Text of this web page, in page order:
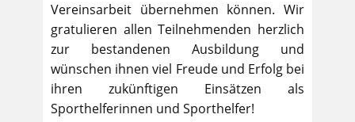
Vereinsarbeit übernehmen können. Wir
gratulieren allen Teilnehmenden herzlich
zur bestandenen Ausbildung und
wünschen ihnen viel Freude und Erfolg bei
ihren zukünftigen Einsätzen als
Sporthelferinnen und Sporthelfer!